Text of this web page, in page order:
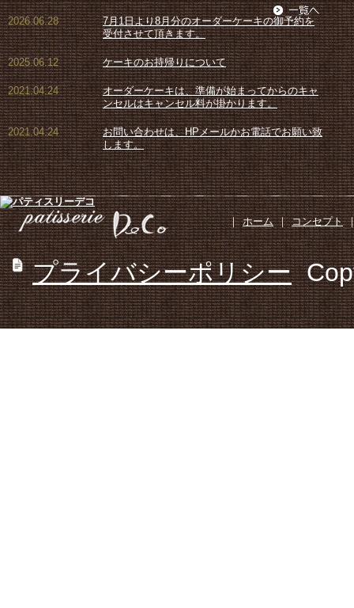
2026.06.28
7月1日より8月分のオーダーケーキの御予約を
受付させて頂きます。
2025.06.12 ケーキのお持帰りについて
2021.04.24
オーダーケーキは、準備が始まってからのキャ
ンセルはキャンセル料が掛かります。
2021.04.24
お問い合わせは、HPメールかお電話でお願い致
します。
｜ ホーム ｜ コンセプト
プライバシーポリシー